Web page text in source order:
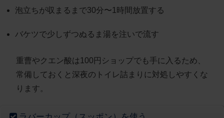
泡立ちが収まるまで30分〜1時間放置する
バケツで少しずつぬるま湯を注いで流す
重曹やクエン酸は100円ショップでも手に入るため、
常備しておくと深夜のトイレ詰まりに対処しやすくな
ります。